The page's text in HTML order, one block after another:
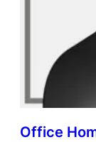
Office